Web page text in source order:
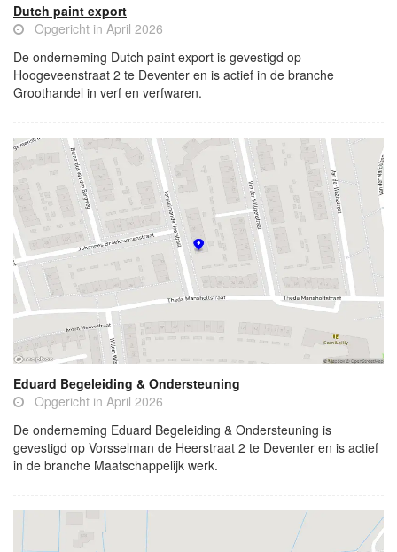
Dutch paint export
Opgericht in April 2026
De onderneming Dutch paint export is gevestigd op
Hoogeveenstraat 2 te Deventer en is actief in de branche
Groothandel in verf en verfwaren.
Eduard Begeleiding & Ondersteuning
Opgericht in April 2026
De onderneming Eduard Begeleiding & Ondersteuning is
gevestigd op Vorsselman de Heerstraat 2 te Deventer en is actief
in de branche Maatschappelijk werk.